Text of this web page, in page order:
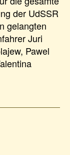
der UdSSR
gelangten
Juri
Pawel